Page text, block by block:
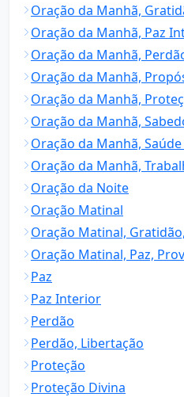
Oração da Manhã,
Oração da Manhã, Paz
Oração da Manhã,
Oração da Manhã,
Oração da Manhã,
Oração da Manhã,
Oração da Manhã,
Oração da Manhã,
Oração da Noite
Oração Matinal
Oração Matinal,
Oração Matinal, Paz,
Paz
Paz Interior
Perdão
Perdão, Libertação
Proteção
Proteção Divina